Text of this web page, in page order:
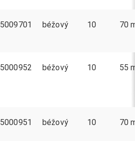
5009701 béžový 10 70
5000952 béžový 10 55
5000951 béžový 10 70